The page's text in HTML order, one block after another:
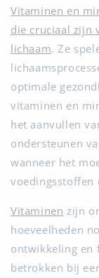
Vitaminen en
die cruciaal zijn
lichaam. Ze
optimale
vitaminen en
het aanvullen
ondersteunen
wanneer het
voedingsstoffen
Vitaminen zijn
hoeveelheden
ontwikkeling en
betrokken bij